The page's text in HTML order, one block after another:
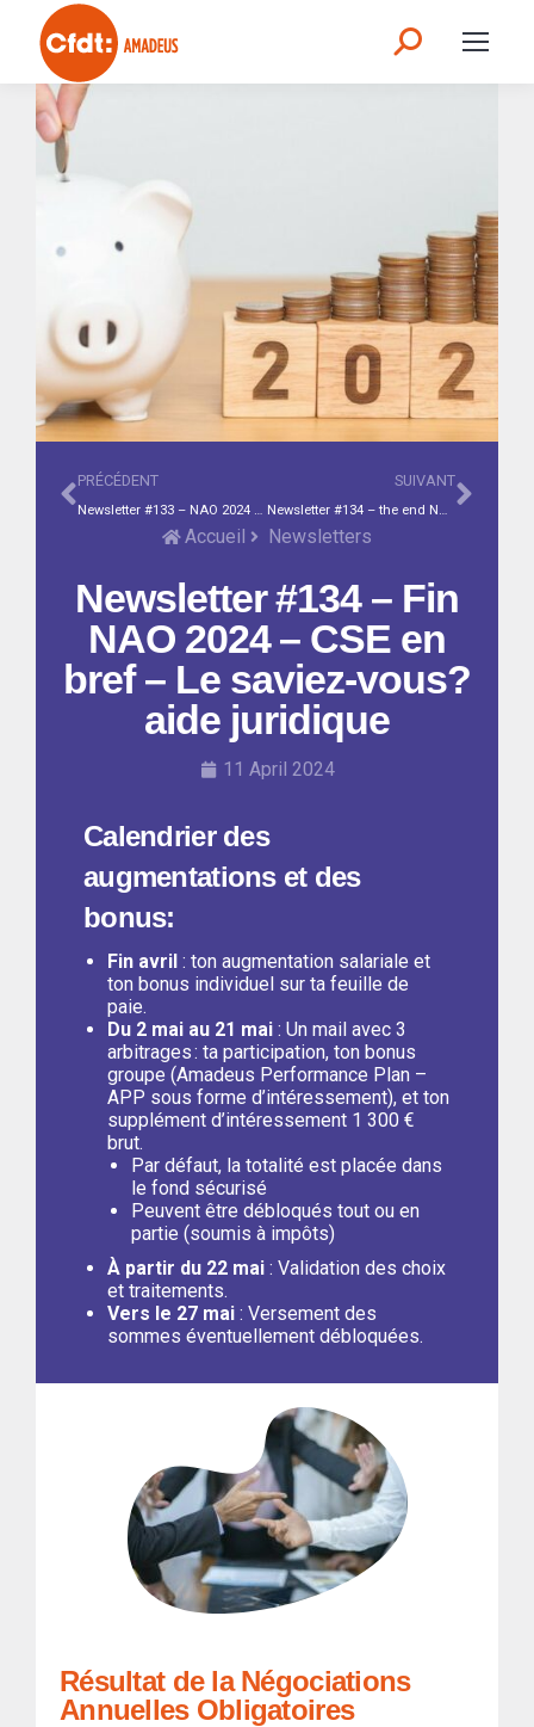
PRÉCÉDENT
Newsletter #133 – NAO 2024 – January CSE in brief – Did you know? Concierge
SUIVANT
Newsletter #134 – the end NAO 2024 – CSE in brief – Did you know? Legal advice
Accueil Newsletters
Newsletter #134 – Fin
NAO 2024 – CSE en
bref – Le saviez-vous?
aide juridique
11 April 2024
Calendrier des
augmentations et des
bonus:
Fin avril : ton augmentation salariale et
ton bonus individuel sur ta feuille de
paie.
Du 2 mai au 21 mai : Un mail avec 3
arbitrages : ta participation, ton bonus
groupe (Amadeus Performance Plan –
APP sous forme d’intéressement), et ton
supplément d’intéressement 1 300 €
brut.
Par défaut, la totalité est placée dans
le fond sécurisé
Peuvent être débloqués tout ou en
partie (soumis à impôts)
À partir du 22 mai : Validation des choix
et traitements.
Vers le 27 mai : Versement des
sommes éventuellement débloquées.
Résultat de la Négociations
Annuelles Obligatoires